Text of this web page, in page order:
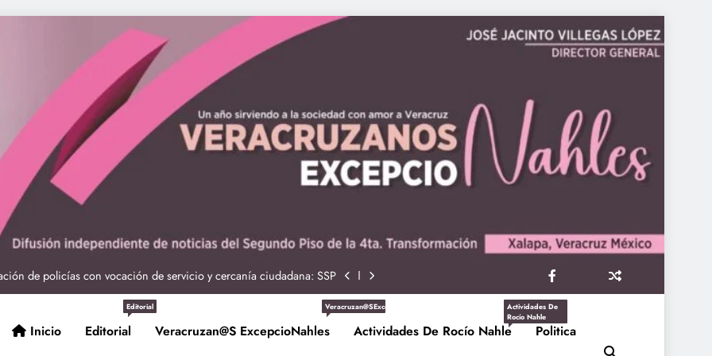
seguras: más de 982 elementos resguardan destinos turísticos
Nahle a la presidenta Claudia Sheinbaum en graduación de cadetes
de policías con vocación de servicio y cercanía ciudadana: SSP
Entrega Gobernadora 5 mil apoyos a la Palabra y a la Familia
seguras: más de 982 elementos resguardan destinos turísticos
Inicio Editorial
Editorial
Veracruzan@s ExcepcioNahles
Veracruzan@sExcepcioNahles
Actividades De Rocío Nahle
Actividades De
Rocío Nahle
Politica